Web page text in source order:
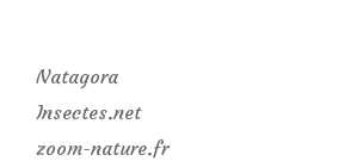
Natagora
Insectes.net
zoom-nature.fr